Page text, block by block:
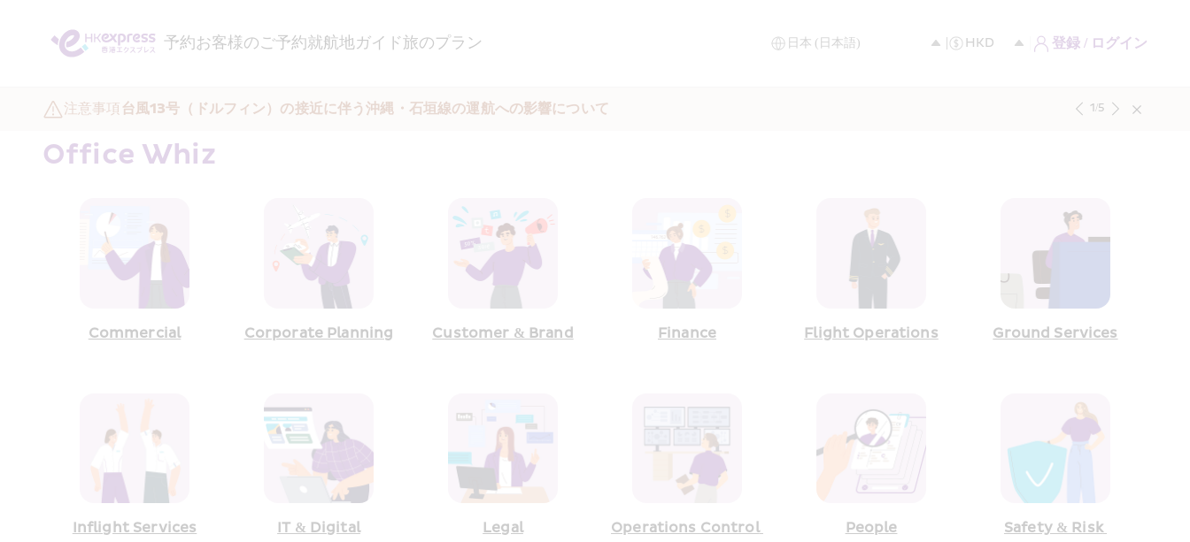
予約お客様のご予約就航地ガイド旅のプラン 登録 / ログイン
注意事項 台風13号（ドルフィン）の接近に伴う沖縄・石垣線の運航への影響について 1/5
Office Whiz
Commercial Corporate Planning Customer & Brand Finance Flight Operations Ground Services
Inflight Services IT & Digital Legal
Operations Control
People
Safety & Risk